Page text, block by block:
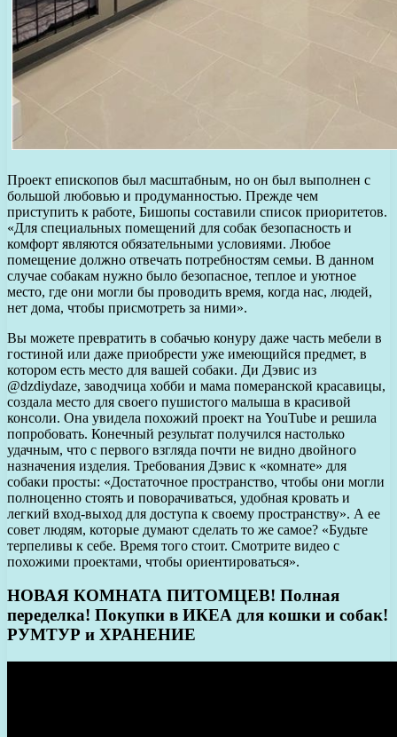
Проект епископов был масштабным, но он был выполнен с
большой любовью и продуманностью. Прежде чем
приступить к работе, Бишопы составили список приоритетов.
«Для специальных помещений для собак безопасность и
комфорт являются обязательными условиями. Любое
помещение должно отвечать потребностям семьи. В данном
случае собакам нужно было безопасное, теплое и уютное
место, где они могли бы проводить время, когда нас, людей,
нет дома, чтобы присмотреть за ними».
Вы можете превратить в собачью конуру даже часть мебели в
гостиной или даже приобрести уже имеющийся предмет, в
котором есть место для вашей собаки. Ди Дэвис из
@dzdiydaze, заводчица хобби и мама померанской красавицы,
создала место для своего пушистого малыша в красивой
консоли. Она увидела похожий проект на YouTube и решила
попробовать. Конечный результат получился настолько
удачным, что с первого взгляда почти не видно двойного
назначения изделия. Требования Дэвис к «комнате» для
собаки просты: «Достаточное пространство, чтобы они могли
полноценно стоять и поворачиваться, удобная кровать и
легкий вход-выход для доступа к своему пространству». А ее
совет людям, которые думают сделать то же самое? «Будьте
терпеливы к себе. Время того стоит. Смотрите видео с
похожими проектами, чтобы ориентироваться».
НОВАЯ КОМНАТА ПИТОМЦЕВ! Полная
переделка! Покупки в ИКЕА для кошки и собак!
РУМТУР и ХРАНЕНИЕ